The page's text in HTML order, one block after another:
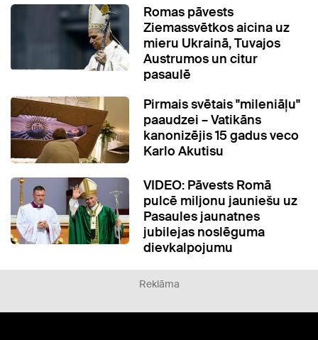
Romas pāvests
Ziemassvētkos aicina uz
mieru Ukrainā, Tuvajos
Austrumos un citur
pasaulē
Pirmais svētais "mileniāļu"
paaudzei – Vatikāns
kanonizējis 15 gadus veco
Karlo Akutisu
VIDEO: Pāvests Romā
pulcē miljonu jauniešu uz
Pasaules jaunatnes
jubilejas noslēguma
dievkalpojumu
Reklāma